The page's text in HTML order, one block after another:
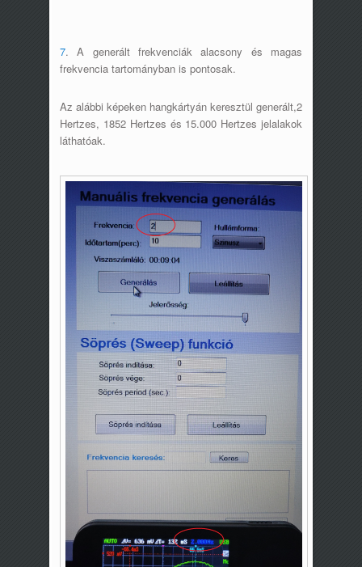
7. A generált frekvenciák alacsony és magas
frekvencia tartományban is pontosak.
Az alábbi képeken hangkártyán keresztül generált,2
Hertzes, 1852 Hertzes és 15.000 Hertzes jelalakok
láthatóak.